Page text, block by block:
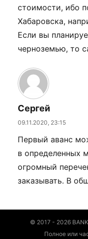
стоимости, ибо
Хабаровска,
Если вы
черноземью, то
Сергей
09.11.2020, 23:15
Первый аванс
в определенных
огромный
заказывать. В
© 2017 - 2026
Полное или